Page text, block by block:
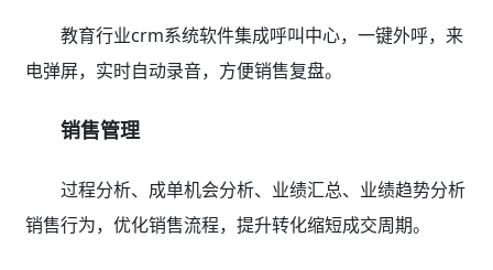
教育行业crm系统软件集成呼叫中心，一键外呼，来
电弹屏，实时自动录音，方便销售复盘。
销售管理
过程分析、成单机会分析、业绩汇总、业绩趋势分析
销售行为，优化销售流程，提升转化缩短成交周期。